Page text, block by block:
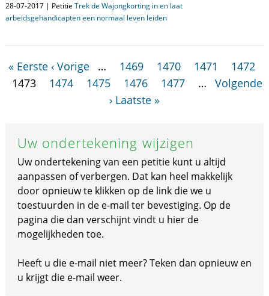
28-07-2017 | Petitie Trek de Wajongkorting in en laat
arbeidsgehandicapten een normaal leven leiden
« Eerste ‹ Vorige … 1469 1470 1471
1472
1473
1474 1475 1476 1477 …
Volgende
› Laatste »
Uw ondertekening wijzigen
Uw ondertekening van een petitie kunt u altijd
aanpassen of verbergen. Dat kan heel makkelijk
door opnieuw te klikken op de link die we u
toestuurden in de e-mail ter bevestiging. Op de
pagina die dan verschijnt vindt u hier de
mogelijkheden toe.
Heeft u die e-mail niet meer? Teken dan opnieuw en
u krijgt die e-mail weer.